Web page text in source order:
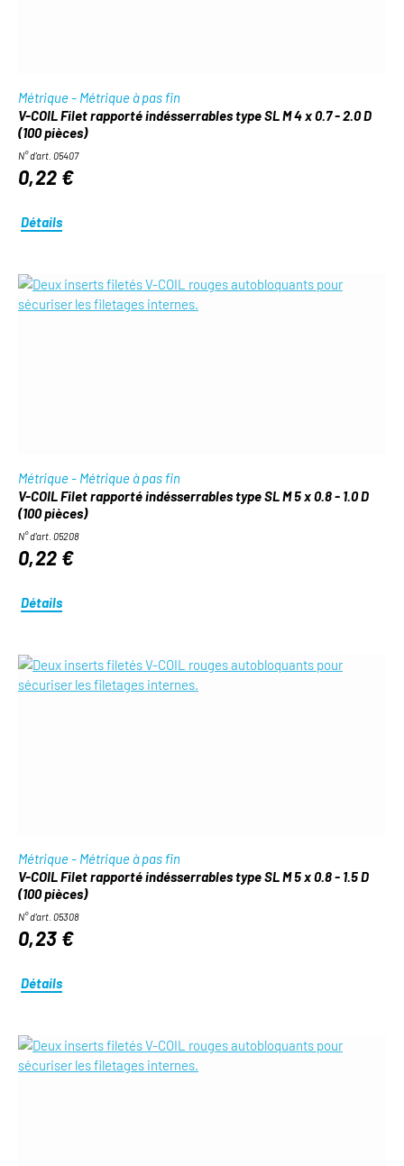
Métrique - Métrique à pas fin
V-COIL Filet rapporté indésserrables type SL M 4 x 0.7 - 2.0 D
(100 pièces)
N° d'art. 05407
0,22 €
Détails
Métrique - Métrique à pas fin
V-COIL Filet rapporté indésserrables type SL M 5 x 0.8 - 1.0 D
(100 pièces)
N° d'art. 05208
0,22 €
Détails
Métrique - Métrique à pas fin
V-COIL Filet rapporté indésserrables type SL M 5 x 0.8 - 1.5 D
(100 pièces)
N° d'art. 05308
0,23 €
Détails